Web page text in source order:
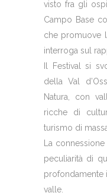
visto fra gli
Campo Base
che promuove
interroga sul
Il Festival si
della Val
Natura, con
ricche di
turismo di
La
peculiarità di
profondamente
valle.